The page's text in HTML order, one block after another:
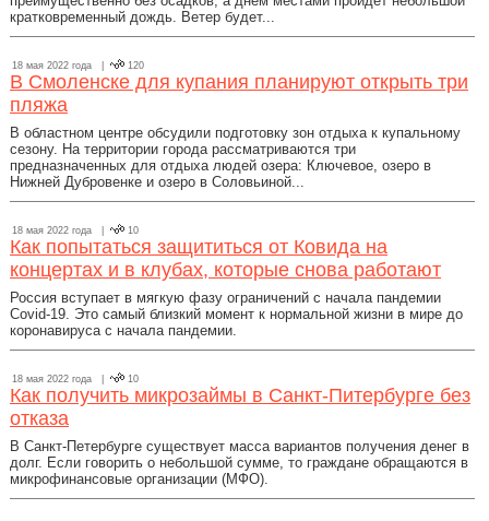
кратковременный дождь. Ветер будет...
18 мая 2022 года | 120
В Смоленске для купания планируют открыть три
пляжа
В областном центре обсудили подготовку зон отдыха к купальному
сезону. На территории города рассматриваются три
предназначенных для отдыха людей озера: Ключевое, озеро в
Нижней Дубровенке и озеро в Соловьиной...
18 мая 2022 года | 10
Как попытаться защититься от Ковида на
концертах и в клубах, которые снова работают
Россия вступает в мягкую фазу ограничений с начала пандемии
Covid-19. Это самый близкий момент к нормальной жизни в мире до
коронавируса с начала пандемии.
18 мая 2022 года | 10
Как получить микрозаймы в Санкт-Питербурге без
отказа
В Санкт-Петербурге существует масса вариантов получения денег в
долг. Если говорить о небольшой сумме, то граждане обращаются в
микрофинансовые организации (МФО).